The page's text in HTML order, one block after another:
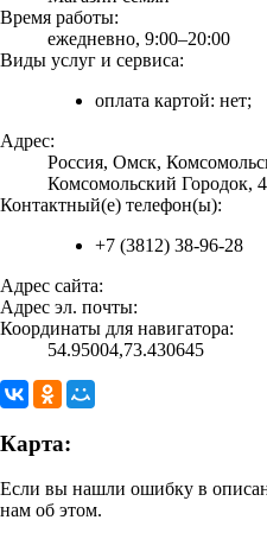
Время работы:
ежедневно, 9:00–20:00
Виды услуг и сервиса:
оплата картой: нет;
Адрес:
Россия, Омск,
Комсомольский Городок,
Контактный(е) телефон(ы):
+7 (3812) 38-96-28
Адрес сайта:
Адрес эл. почты:
Координаты для навигатора:
54.95004,73.430645
Карта:
Если вы нашли ошибку в
нам об этом.